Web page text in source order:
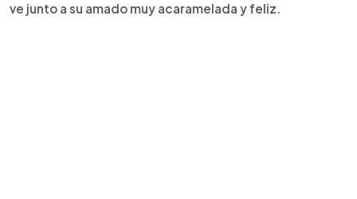
ve junto a su amado muy acaramelada y feliz.